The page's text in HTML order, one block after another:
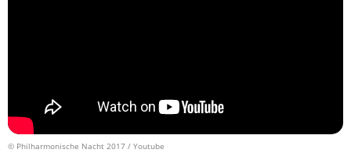
© Philharmonische Nacht 2017 / Youtube